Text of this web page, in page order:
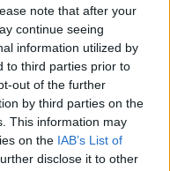
note that after your
continue seeing
information utilized by
to third parties prior to
out of the further
by third parties on the
This information may
on the IAB’s List of
disclose it to other